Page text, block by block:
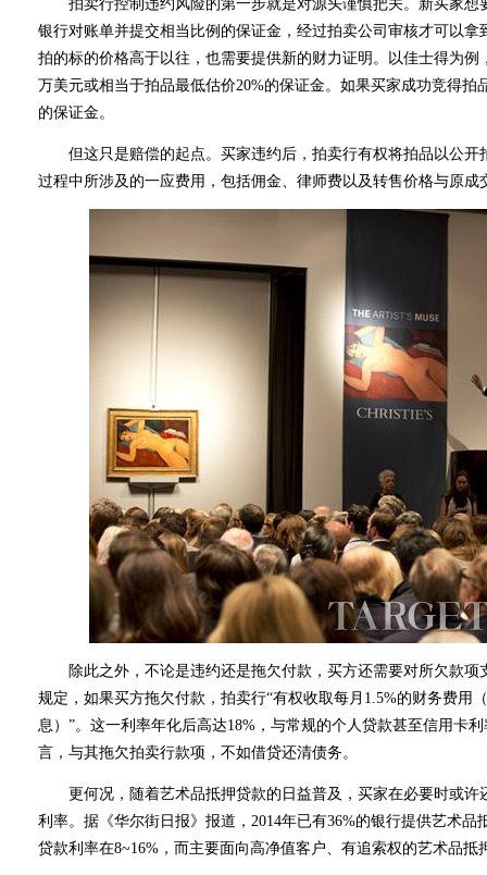
拍卖行控制违约风险的第一步就是对源头谨慎把关。新买家想
银行对账单并提交相当比例的保证金，经过拍卖公司审核才可以
拍的标的价格高于以往，也需要提供新的财力证明。以佳士得为
万美元或相当于拍品最低估价20%的保证金。如果买家成功竞得
的保证金。
但这只是赔偿的起点。买家违约后，拍卖行有权将拍品以公开
过程中所涉及的一应费用，包括佣金、律师费以及转售价格与原
除此之外，不论是违约还是拖欠付款，买方还需要对所欠款项
规定，如果买方拖欠付款，拍卖行“有权收取每月1.5%的财务费用
息）”。这一利率年化后高达18%，与常规的个人贷款甚至信用卡
言，与其拖欠拍卖行款项，不如借贷还清债务。
更何况，随着艺术品抵押贷款的日益普及，买家在必要时或许
利率。据《华尔街日报》报道，2014年已有36%的银行提供艺术
贷款利率在8~16%，而主要面向高净值客户、有追索权的艺术品